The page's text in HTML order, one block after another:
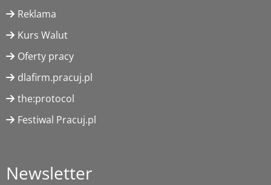
Reklama
Kurs Walut
Oferty pracy
dlafirm.pracuj.pl
the:protocol
Festiwal Pracuj.pl
Newsletter